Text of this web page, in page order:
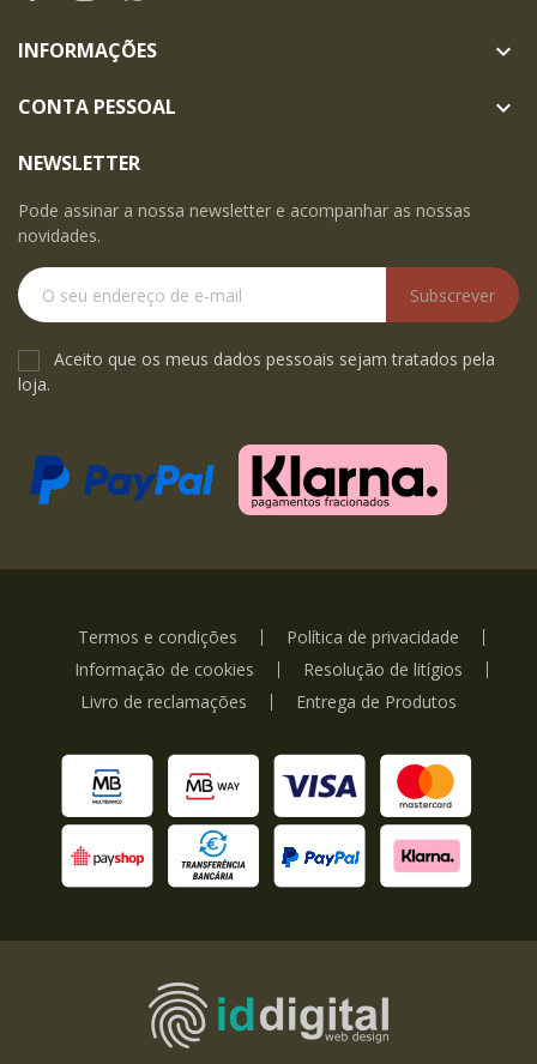
INFORMAÇÕES 
CONTA PESSOAL 
NEWSLETTER
Pode assinar a nossa newsletter e acompanhar as nossas
novidades.
Subscrever
Aceito que os meus dados pessoais sejam tratados pela
loja.
Termos e condições
Política de privacidade
Informação de cookies
Resolução de litígios
Livro de reclamações
Entrega de Produtos